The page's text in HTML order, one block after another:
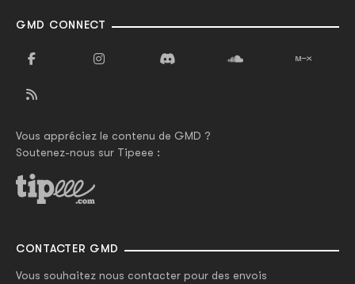
GMD CONNECT
Vous appréciez le contenu de GMD ?
Soutenez-nous sur Tipeee :
CONTACTER GMD
Vous souhaitez nous contacter pour des envois